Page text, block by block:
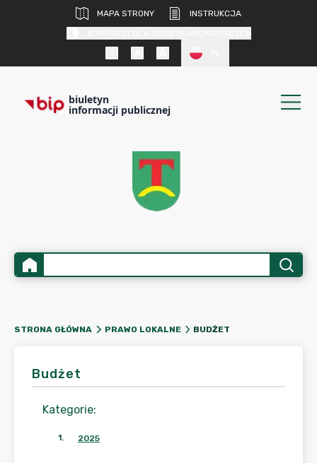
MAPA STRONY
INSTRUKCJA
biuletyn
informacji publicznej
STRONA GŁÓWNA PRAWO LOKALNE BUDŻET
Budżet
Kategorie:
1. 2025